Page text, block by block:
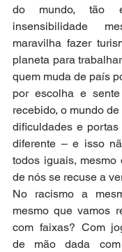
do mundo, tão
insensibilidade
maravilha fazer
planeta para
quem muda de país
por escolha e
recebido, o mundo
dificuldades e
diferente – e isso
todos iguais, mesmo
de nós se recuse a
No racismo a
mesmo que vamos
com faixas? Com
de mão dada